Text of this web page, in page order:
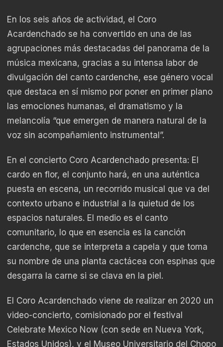
En los seis años de actividad, el Coro
Acardenchado se ha convertido en una de las
agrupaciones más destacadas del panorama de la
música mexicana, gracias a su intensa labor de
divulgación del canto cardenche, ese género vocal
que destaca en sí mismo por poner en primer plano
las emociones humanas, el dramatismo y la
melancolía “que emergen de manera natural de la
voz sin acompañamiento instrumental”.
En el concierto Coro Acardenchado presenta: El
cardo en flor, el conjunto hará, en una auténtica
puesta en escena, un recorrido musical que va del
contexto urbano e industrial a la quietud de los
espacios naturales. El medio es el canto
comunitario, lo que en esencia es la canción
cardenche, que se interpreta a capela y que toma
su nombre de una planta cactácea con espinas que
desgarra la carne si se clava en la piel.
El Coro Acardenchado viene de realizar en 2020 un
video-concierto, comisionado por el festival
Celebrate Mexico Now (con sede en Nueva York,
Estados Unidos), y el Museo Universitario del Chopo